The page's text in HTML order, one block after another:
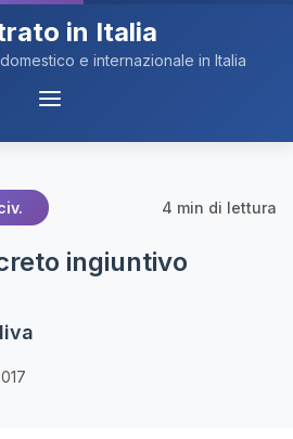
in Italia
e internazionale in Italia
Menu
4 min di lettura
ingiuntivo